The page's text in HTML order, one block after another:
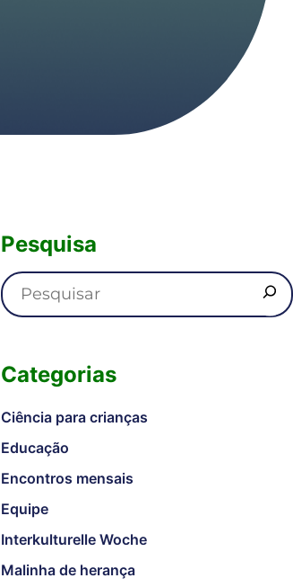
Pesquisa
Categorias
Ciência para crianças
Educação
Encontros mensais
Equipe
Interkulturelle Woche
Malinha de herança